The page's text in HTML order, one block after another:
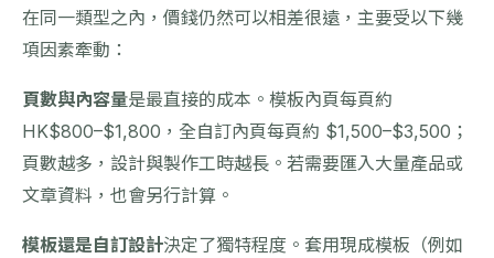
在同一類型之內，價錢仍然可以相差很遠，主要受以下幾
項因素牽動：
頁數與內容量是最直接的成本。模板內頁每頁約
HK$800–$1,800，全自訂內頁每頁約 $1,500–$3,500；
頁數越多，設計與製作工時越長。若需要匯入大量產品或
文章資料，也會另行計算。
模板還是自訂設計決定了獨特程度。套用現成模板（例如